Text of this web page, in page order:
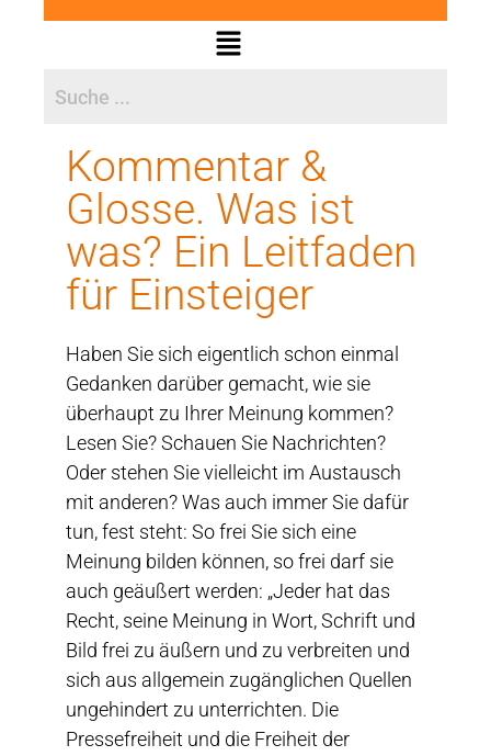
Kommentar &
Glosse. Was ist
was? Ein Leitfaden
für Einsteiger
Haben Sie sich eigentlich schon einmal
Gedanken darüber gemacht, wie sie
überhaupt zu Ihrer Meinung kommen?
Lesen Sie? Schauen Sie Nachrichten?
Oder stehen Sie vielleicht im Austausch
mit anderen? Was auch immer Sie dafür
tun, fest steht: So frei Sie sich eine
Meinung bilden können, so frei darf sie
auch geäußert werden: „Jeder hat das
Recht, seine Meinung in Wort, Schrift und
Bild frei zu äußern und zu verbreiten und
sich aus allgemein zugänglichen Quellen
ungehindert zu unterrichten. Die
Pressefreiheit und die Freiheit der